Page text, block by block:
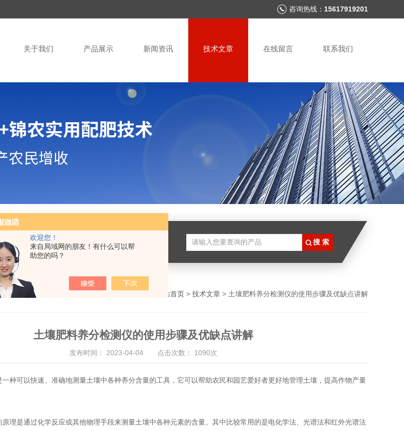
欢迎您！
来自局域网的朋友！有什么可以帮
助您的吗？
咨询热线： 15617919201
关于我们 产品展示 新闻资讯 技术文章 在线留言 联系我们
仪器，有机肥化验仪，有机肥实验室建设
网站首页 > 技术文章 > 土壤肥料养分检测仪的使用步骤及优缺点讲解
土壤肥料养分检测仪的使用步骤及优缺点讲解
发布时间： 2023-04-04 点击次数： 1090次
可以快速、准确地测量土壤中各种养分含量的工具，它可以帮助农民和园艺爱好者更好地管理土壤，提高作物产量
是通过化学反应或其他物理手段来测量土壤中各种元素的含量。其中比较常用的是电化学法、光谱法和红外光谱法